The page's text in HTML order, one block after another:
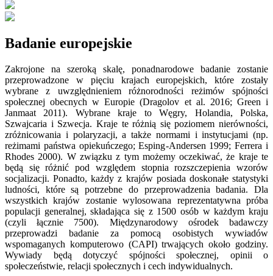
Badanie europejskie
Zakrojone na szeroką skalę, ponadnarodowe badanie zostanie
przeprowadzone w pięciu krajach europejskich, które zostały
wybrane z uwzględnieniem różnorodności reżimów spójności
społecznej obecnych w Europie (Dragolov et al. 2016; Green i
Janmaat 2011). Wybrane kraje to Węgry, Holandia, Polska,
Szwajcaria i Szwecja. Kraje te różnią się poziomem nierówności,
zróżnicowania i polaryzacji, a także normami i instytucjami (np.
reżimami państwa opiekuńczego; Esping-Andersen 1999; Ferrera i
Rhodes 2000). W związku z tym możemy oczekiwać, że kraje te
będą się różnić pod względem stopnia rozszczepienia wzorów
socjalizacji. Ponadto, każdy z krajów posiada doskonałe statystyki
ludności, które są potrzebne do przeprowadzenia badania. Dla
wszystkich krajów zostanie wylosowana reprezentatywna próba
populacji generalnej, składająca się z 1500 osób w każdym kraju
(czyli łącznie 7500). Międzynarodowy ośrodek badawczy
przeprowadzi badanie za pomocą osobistych wywiadów
wspomaganych komputerowo (CAPI) trwających około godziny.
Wywiady będą dotyczyć spójności społecznej, opinii o
społeczeństwie, relacji społecznych i cech indywidualnych.